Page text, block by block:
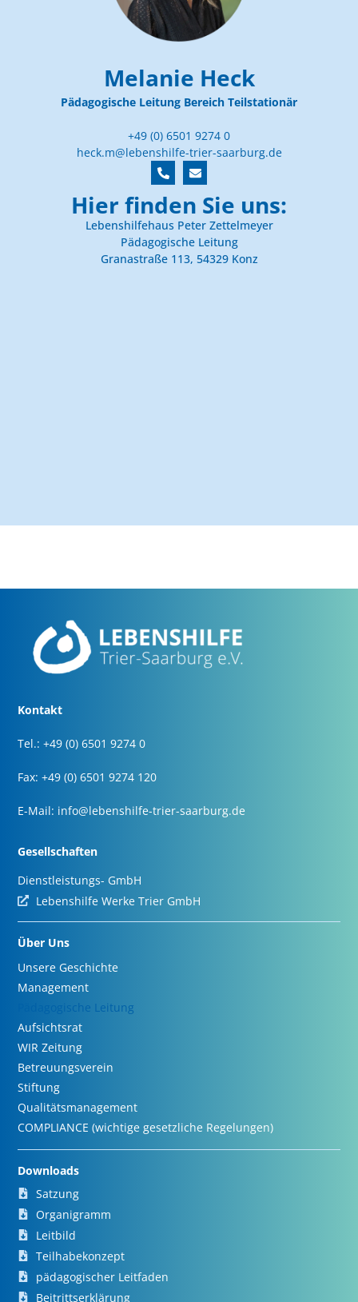
Melanie Heck
Pädagogische Leitung Bereich Teilstationär
+49 (0) 6501 9274 0
heck.m@lebenshilfe-trier-saarburg.de
Hier finden Sie uns:
Lebenshilfehaus Peter Zettelmeyer
Pädagogische Leitung
Granastraße 113, 54329 Konz
Kontakt
Tel.: +49 (0) 6501 9274 0
Fax: +49 (0) 6501 9274 120
E-Mail: info@lebenshilfe-trier-saarburg.de
Gesellschaften
Dienstleistungs- GmbH
Lebenshilfe Werke Trier GmbH
Über Uns
Unsere Geschichte
Management
Pädagogische Leitung
Aufsichtsrat
WIR Zeitung
Betreuungsverein
Stiftung
Qualitätsmanagement
COMPLIANCE (wichtige gesetzliche Regelungen)
Downloads
Satzung
Organigramm
Leitbild
Teilhabekonzept
pädagogischer Leitfaden
Beitrittserklärung